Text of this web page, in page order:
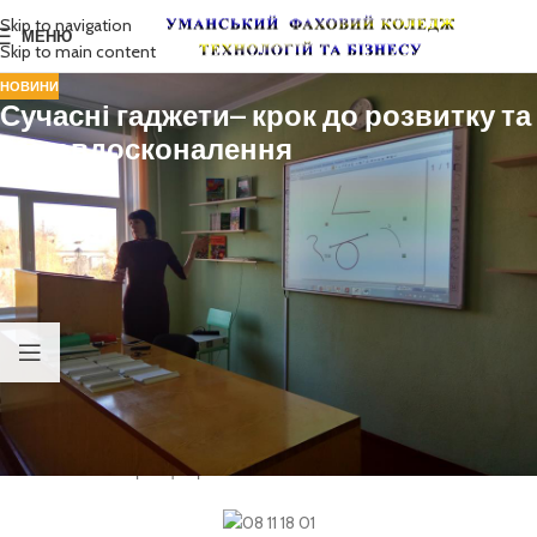
Skip to navigation
Skip to main content
МЕНЮ
НОВИНИ
Сучасні гаджети– крок до розвитку та
самовдосконалення
Прогрес не втомлює дивувати нас все новими можливостями
сучасних пристроїв. Їх можна застосовувати з великою користю,
особливо в тому, що стосується навчання. Одним з таких пристроїв є
інтерактивна дошка . Це популярний електронний інструмент, який
вивів роботу з проектором і комп’ютером на новий рівень.
Використання електромагнітного пристрою робить навчання в рази
цікавіше, а викладачі отримують розширені можливості для наочної
демонстрації. Тому 7 листопада викладачем Розборською О. І. був
проведений майстер клас для викладачів коледжу по користуванню
інтерактивною дошкою. Розборська О.І. змістовно та докладно
розповіла про види інтерактивної дошки, а також продемонструвала
її можливості та принцип роботи.